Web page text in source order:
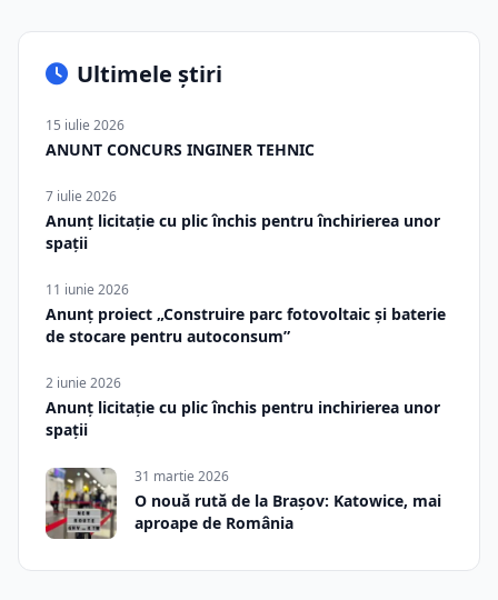
Ultimele știri
15 iulie 2026
ANUNT CONCURS INGINER TEHNIC
7 iulie 2026
Anunț licitație cu plic închis pentru închirierea unor
spații
11 iunie 2026
Anunț proiect „Construire parc fotovoltaic și baterie
de stocare pentru autoconsum”
2 iunie 2026
Anunț licitație cu plic închis pentru inchirierea unor
spații
31 martie 2026
O nouă rută de la Brașov: Katowice, mai
aproape de România